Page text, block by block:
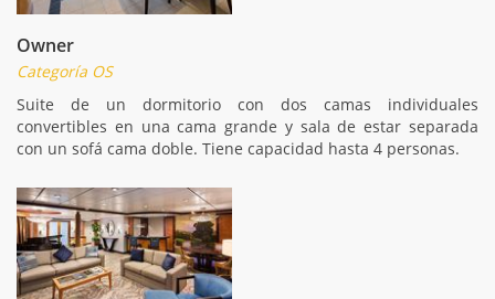
Owner
Categoría OS
Suite de un dormitorio con dos camas individuales
convertibles en una cama grande y sala de estar separada
con un sofá cama doble. Tiene capacidad hasta 4 personas.